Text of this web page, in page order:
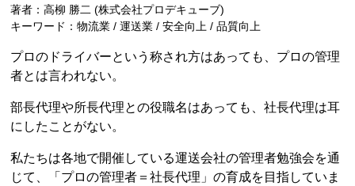
著者：高柳 勝二 (株式会社プロデキューブ)
キーワード：物流業 / 運送業 / 安全向上 / 品質向上
プロのドライバーという称され方はあっても、プロの管理
者とは言われない。
部長代理や所長代理との役職名はあっても、社長代理は耳
にしたことがない。
私たちは各地で開催している運送会社の管理者勉強会を通
じて、「プロの管理者＝社長代理」の育成を目指していま